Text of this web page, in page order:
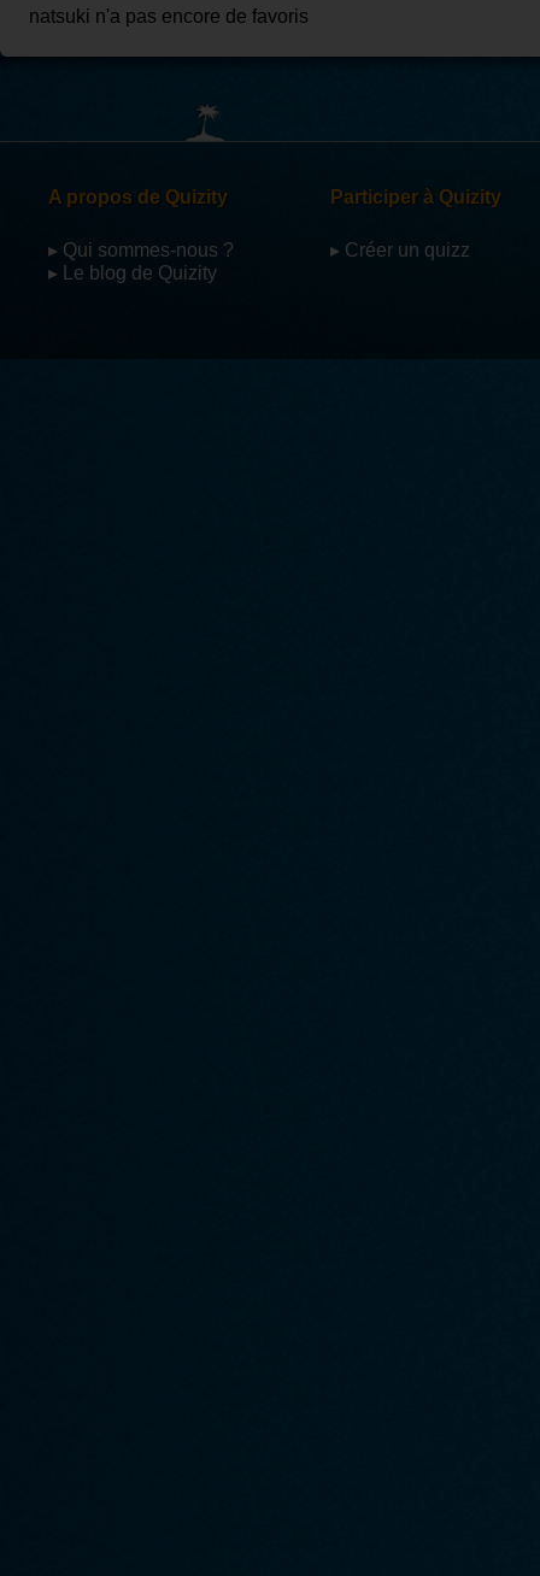
natsuki n'a pas encore de favoris
A propos de Quizity
▸ Qui sommes-nous ?
▸ Le blog de Quizity
Participer à Quizity
▸ Créer un quizz